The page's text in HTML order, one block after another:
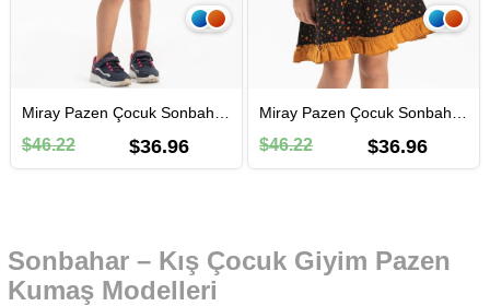
$36.96
$46.22 $36.96
$46.22
Sonbahar – Kış Çocuk Giyim Pazen
Kumaş Modelleri